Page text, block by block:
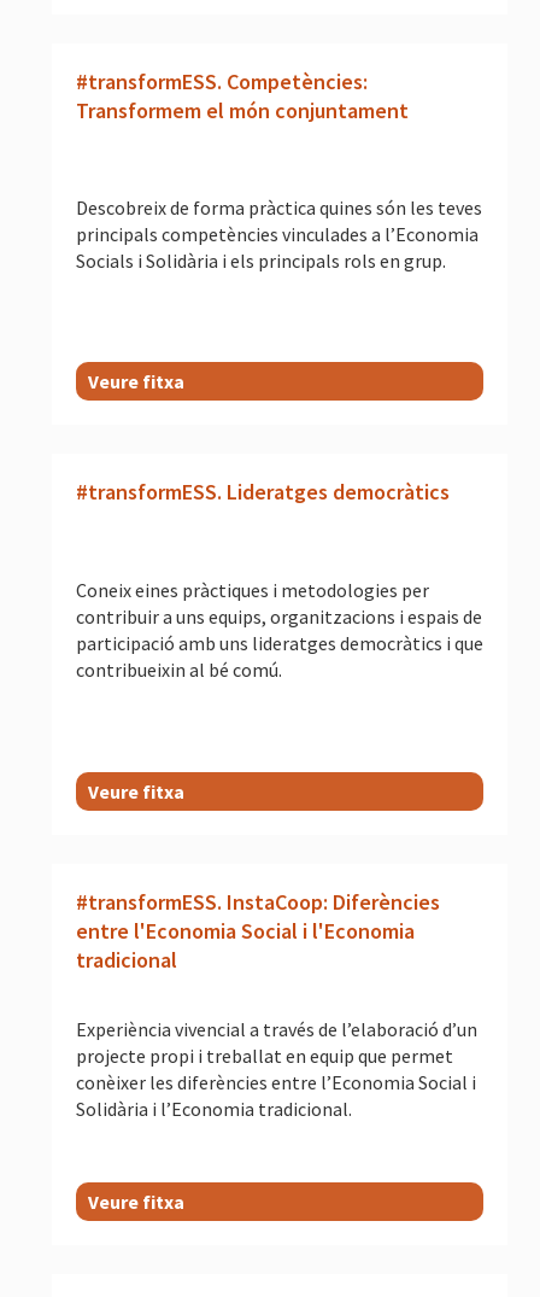
#transformESS. Competències:
Transformem el món conjuntament
Descobreix de forma pràctica quines són les teves
principals competències vinculades a l’Economia
Socials i Solidària i els principals rols en grup.
Veure fitxa
#transformESS. Lideratges democràtics
Coneix eines pràctiques i metodologies per
contribuir a uns equips, organitzacions i espais de
participació amb uns lideratges democràtics i que
contribueixin al bé comú.
Veure fitxa
#transformESS. InstaCoop: Diferències
entre l'Economia Social i l'Economia
tradicional
Experiència vivencial a través de l’elaboració d’un
projecte propi i treballat en equip que permet
conèixer les diferències entre l’Economia Social i
Solidària i l’Economia tradicional.
Veure fitxa